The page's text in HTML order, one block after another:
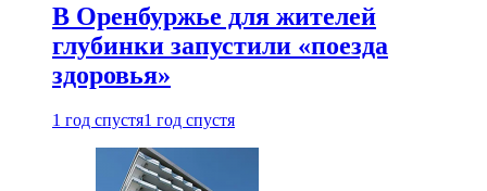
В Оренбуржье для жителей
глубинки запустили «поезда
здоровья»
1 год спустя1 год спустя